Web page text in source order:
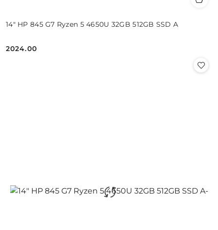
14" HP 845 G7 Ryzen 5 4650U 32GB 512GB SSD A
Cena:
2024.00